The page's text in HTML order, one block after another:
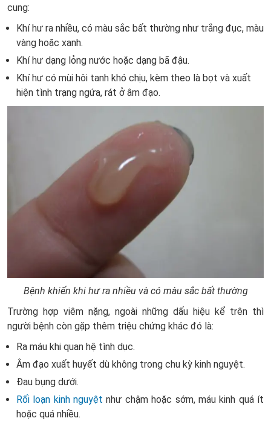
cung:
Khí hư ra nhiều, có màu sắc bất thường như trắng đục, màu
vàng hoặc xanh.
Khí hư dạng lỏng nước hoặc dạng bã đậu.
Khí hư có mùi hôi tanh khó chịu, kèm theo là bọt và xuất
hiện tình trạng ngứa, rát ở âm đạo.
Bệnh khiến khi hư ra nhiều và có màu sắc bất thường
Trường hợp viêm nặng, ngoài những dấu hiệu kể trên thì
người bệnh còn gặp thêm triệu chứng khác đó là:
Ra máu khi quan hệ tình dục.
Âm đạo xuất huyết dù không trong chu kỳ kinh nguyệt.
Đau bụng dưới.
Rối loạn kinh nguyệt như chậm hoặc sớm, máu kinh quá ít
hoặc quá nhiều.